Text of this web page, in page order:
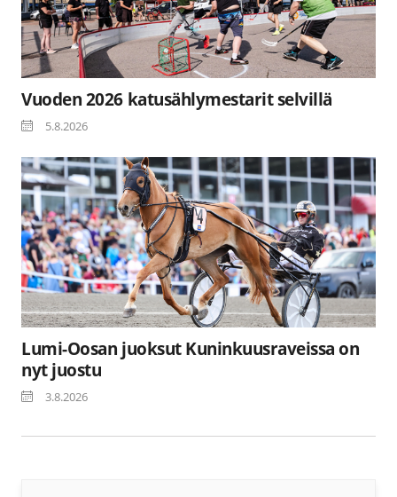
Vuoden 2026 katusählymestarit selvillä
5.8.2026
Lumi-Oosan juoksut Kuninkuusraveissa on
nyt juostu
3.8.2026